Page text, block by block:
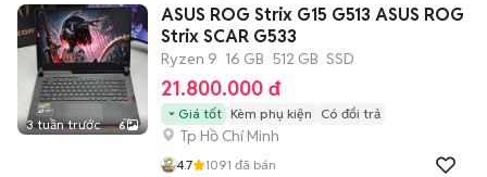
3 tuần trước 6
ASUS ROG Strix G15 G513 ASUS ROG
Strix SCAR G533
Ryzen 9 16 GB 512 GB SSD
21.800.000 đ
Giá tốt Kèm phụ kiện Có đổi trả
Tp Hồ Chí Minh
4.7 1091 đã bán